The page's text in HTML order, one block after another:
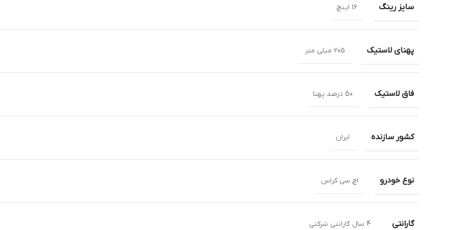
سایز رینگ 16 اینچ
پهنای لاستیک 205 میلی متر
فاق لاستیک 50 درصد پهنا
کشور سازنده ایران
نوع خودرو اچ سی کراس
گارانتی 4 سال گارانتی شرکتی